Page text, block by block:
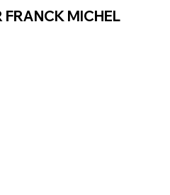
FRANCK MICHEL